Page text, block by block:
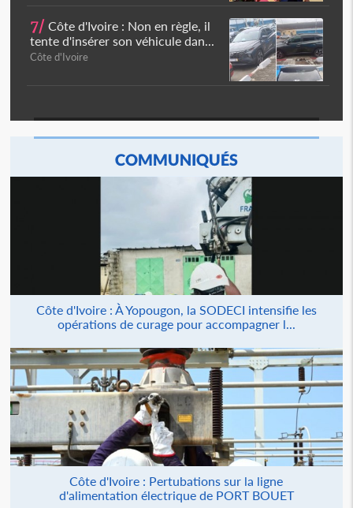
7/ Côte d'Ivoire : Non en règle, il
tente d'insérer son véhicule dan...
Côte d'Ivoire
COMMUNIQUÉS
Côte d'Ivoire : À Yopougon, la SODECI intensifie les
opérations de curage pour accompagner l...
Côte d'Ivoire : Pertubations sur la ligne
d'alimentation électrique de PORT BOUET